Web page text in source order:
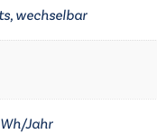
wechselbar
​Jahr